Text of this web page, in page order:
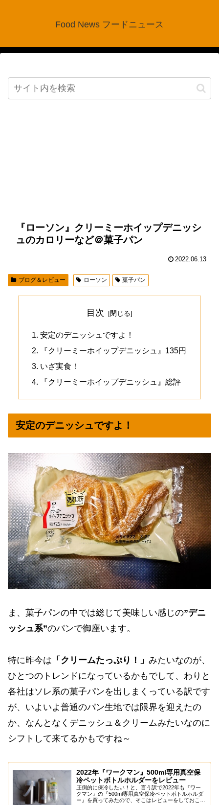
Food News フードニュース
『ローソン』クリーミーホイップデニッシ
ュのカロリーなど＠菓子パン
2022.06.13
ブログ＆レビュー ローソン 菓子パン
目次
安定のデニッシュですよ！
『クリーミーホイップデニッシュ』135円
いざ実食！
『クリーミーホイップデニッシュ』総評
安定のデニッシュですよ！
ま、菓子パンの中では総じて美味しい感じの”デニ
ッシュ系”のパンで御座います。
特に昨今は 「クリームたっぷり！」 みたいなのが、
ひとつのトレンドになっているかもでして、わりと
各社はソレ系の菓子パンを出しまくっている訳です
が、いよいよ普通のパン生地では限界を迎えたの
か、なんとなくデニッシュ＆クリームみたいなのに
シフトして来てるかもですね～
2022年『ワークマン』500ml専用真空保
冷ペットボトルホルダーをレビュー
圧倒的に保冷したい！と、言う訳で2022年も『ワー
クマン』の『500ml専用真空保冷ペットボトルホルダ
ー』を買ってみたので、そこはレビューをしておこう